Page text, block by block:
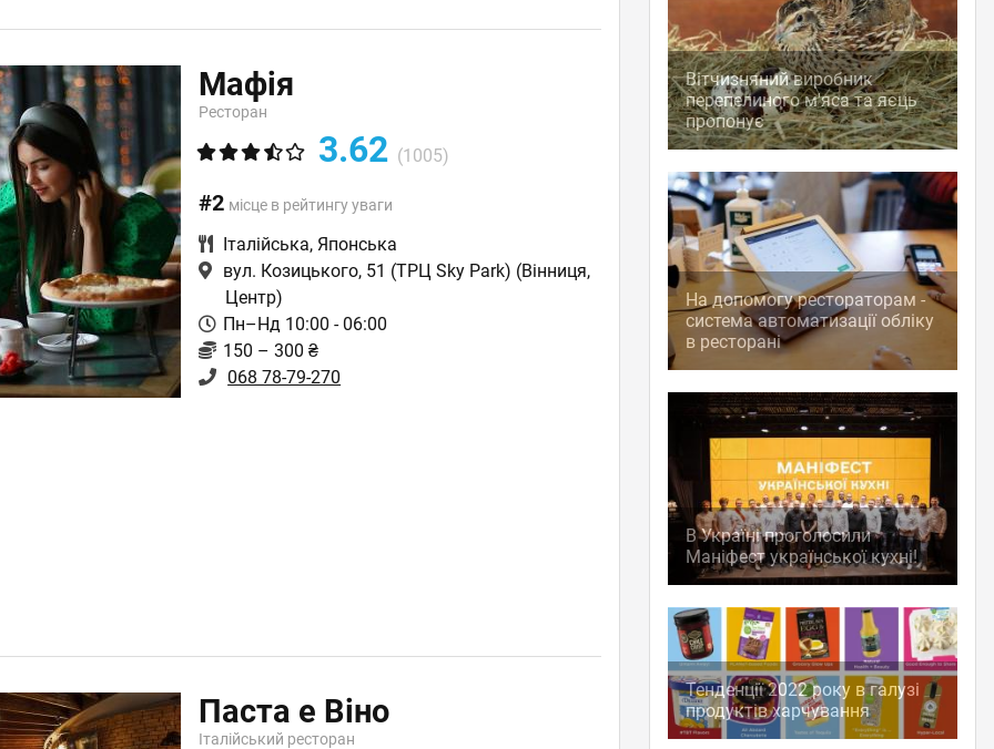
Мафія
Ресторан
3.62 (1005)
#2 місце в рейтингу уваги
Італійська, Японська
вул. Козицького, 51 (ТРЦ Sky Park) (Вінниця,
Центр)
Пн–Нд 10:00 - 06:00
150 – 300 ₴
068 78-79-270
Паста е Віно
Італійський ресторан
Вітчизняний виробник
перепелиного м'яса та яєць
пропонує
На допомогу рестораторам -
система автоматизації обліку
в ресторані
В Україні проголосили
Маніфест української кухні!
Тенденції 2022 року в галузі
продуктів харчування